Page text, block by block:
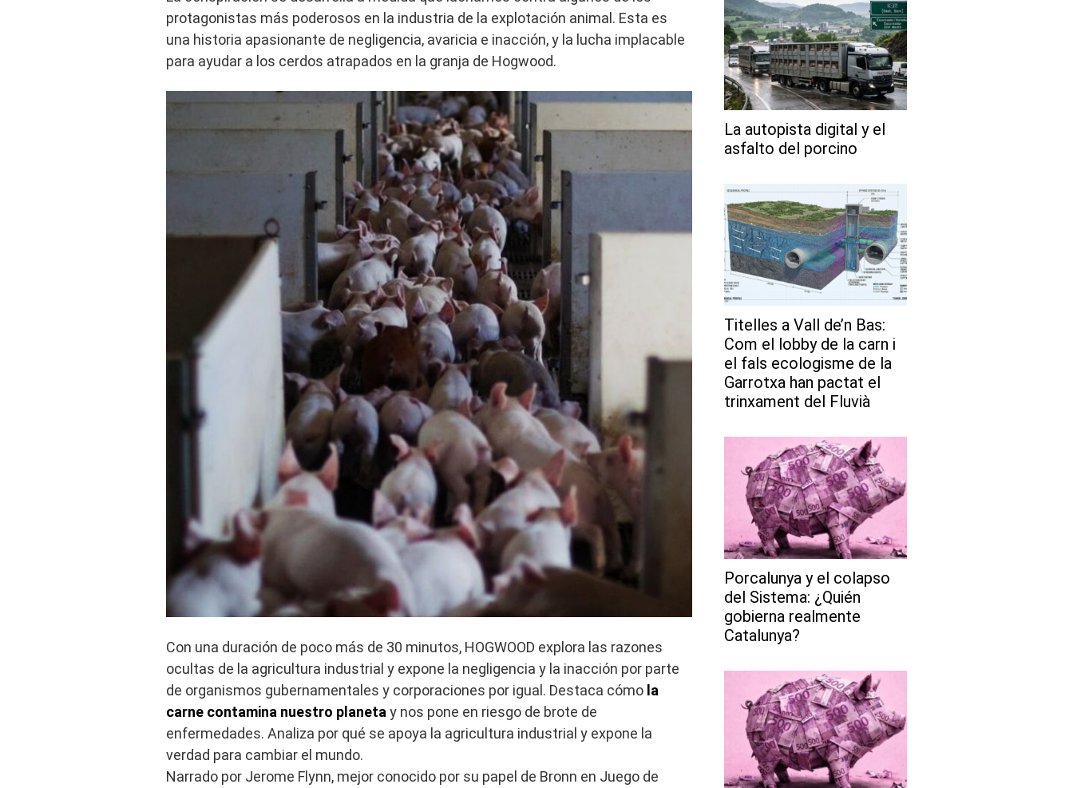
protagonistas más poderosos en la industria de la explotación animal. Esta es
una historia apasionante de negligencia, avaricia e inacción, y la lucha implacable
para ayudar a los cerdos atrapados en la granja de Hogwood.
Con una duración de poco más de 30 minutos, HOGWOOD explora las razones
ocultas de la agricultura industrial y expone la negligencia y la inacción por parte
de organismos gubernamentales y corporaciones por igual. Destaca cómo la
carne contamina nuestro planeta y nos pone en riesgo de brote de
enfermedades. Analiza por qué se apoya la agricultura industrial y expone la
verdad para cambiar el mundo.
Narrado por Jerome Flynn, mejor conocido por su papel de Bronn en Juego de
La autopista digital y el
asfalto del porcino
Titelles a Vall de’n Bas:
Com el lobby de la carn i
el fals ecologisme de la
Garrotxa han pactat el
trinxament del Fluvià
Porcalunya y el colapso
del Sistema: ¿Quién
gobierna realmente
Catalunya?